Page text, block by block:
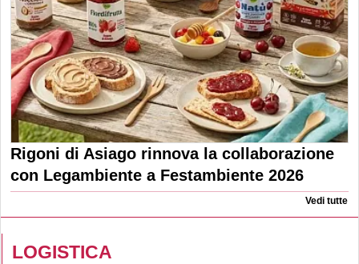
Rigoni di Asiago rinnova la collaborazione
con Legambiente a Festambiente 2026
Vedi tutte
LOGISTICA